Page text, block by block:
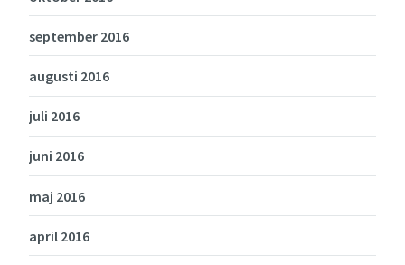
september 2016
augusti 2016
juli 2016
juni 2016
maj 2016
april 2016